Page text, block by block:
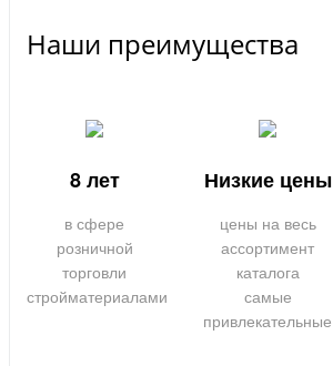
Наши преимущества
8 лет
в сфере
розничной
торговли
стройматериалами
Низкие цены
цены на весь
ассортимент
каталога
самые
привлекательные